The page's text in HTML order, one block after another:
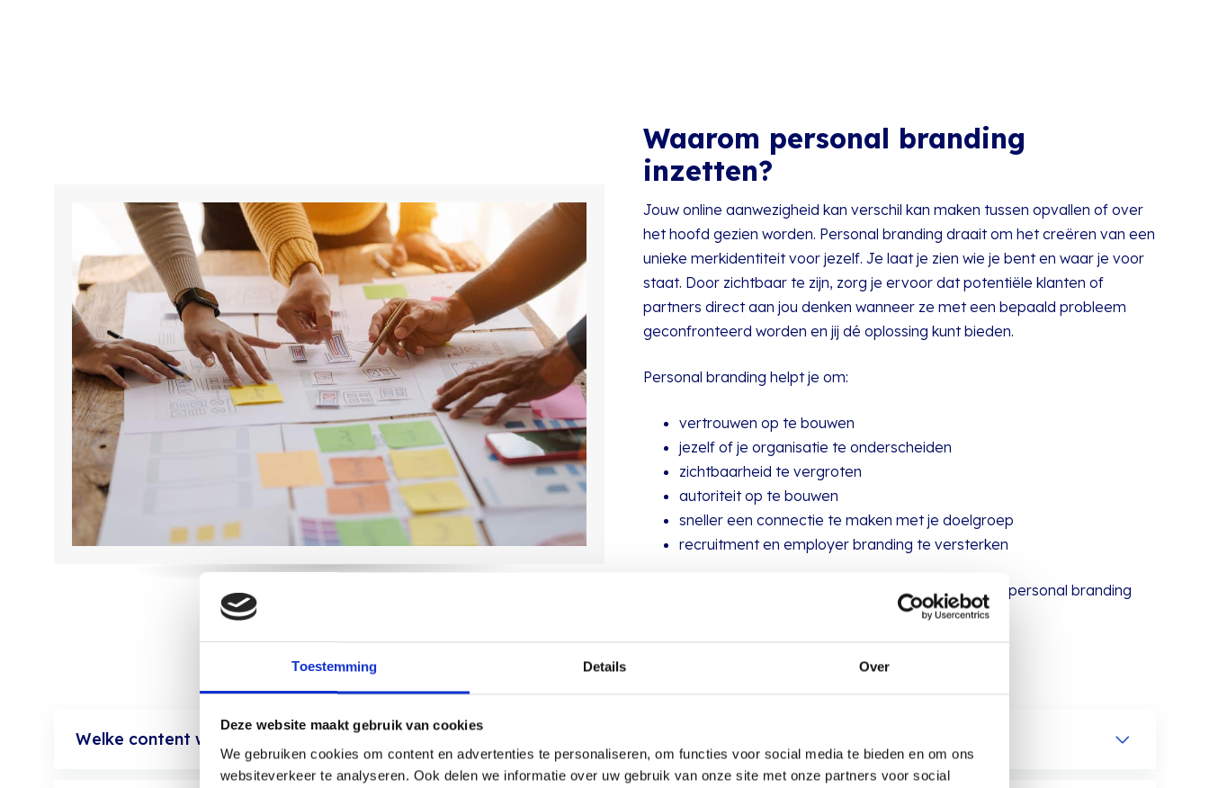
Toestemming Details Over
Deze website maakt gebruik van cookies
We gebruiken cookies om content en advertenties te personaliseren, om functies voor social media te bieden en om ons
websiteverkeer te analyseren. Ook delen we informatie over uw gebruik van onze site met onze partners voor social
Waarom personal branding
inzetten?
Jouw online aanwezigheid kan verschil kan maken tussen opvallen of over
het hoofd gezien worden. Personal branding draait om het creëren van een
unieke merkidentiteit voor jezelf. Je laat je zien wie je bent en waar je voor
staat. Door zichtbaar te zijn, zorg je ervoor dat potentiële klanten of
partners direct aan jou denken wanneer ze met een bepaald probleem
geconfronteerd worden en jij dé oplossing kunt bieden.
Personal branding helpt je om:
vertrouwen op te bouwen
jezelf of je organisatie te onderscheiden
zichtbaarheid te vergroten
autoriteit op te bouwen
sneller een connectie te maken met je doelgroep
recruitment en employer branding te versterken
👉 Zeker in markten waar veel concurrentie is, maakt personal branding
Welke content werkt het beste voor personal branding?